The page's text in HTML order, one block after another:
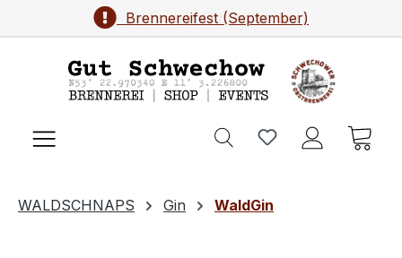
Zum Hauptinhalt springenBrennereifest (September)
WALDSCHNAPS Gin WaldGin